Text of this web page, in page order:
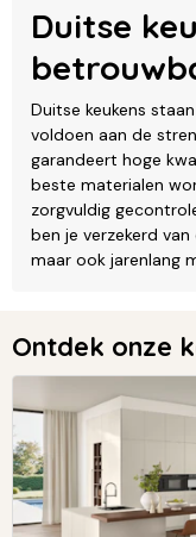
Duitse
Duitse keukens
voldoen aan de
garandeert hoge
beste materialen
zorgvuldig
ben je verzekerd
maar ook jarenlang
Ontdek onze